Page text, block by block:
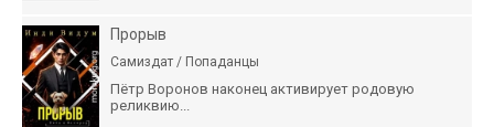
Прорыв
Самиздат / Попаданцы
Пётр Воронов наконец активирует родовую
реликвию...